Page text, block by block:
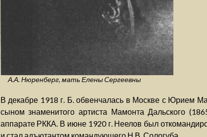
А.А. Нюренберг, мать Елены Сергеевны
В декабре 1918 г. Б. обвенчалась в Москве с Юрием
сыном знаменитого артиста Мамонта Дальского
аппарате РККА. В июне 1920 г. Неелов был